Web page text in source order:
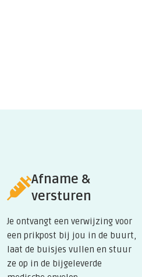
Afname &
versturen
Je ontvangt een verwijzing voor
een prikpost bij jou in de buurt,
laat de buisjes vullen en stuur
ze op in de bijgeleverde